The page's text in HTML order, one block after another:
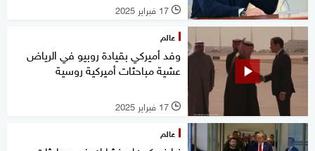
l 17 فبراير 2025
عالم
وفد أميركي بقيادة روبيو في الرياض
عشية مباحثات أميركية روسية
l 17 فبراير 2025
عالم